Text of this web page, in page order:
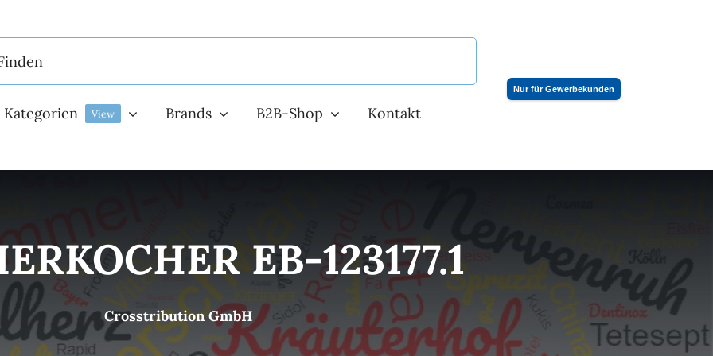
Kategorien View Brands B2B-Shop Kontakt
Nur für Gewerbekunden
EB-123177.1
Crosstribution GmbH